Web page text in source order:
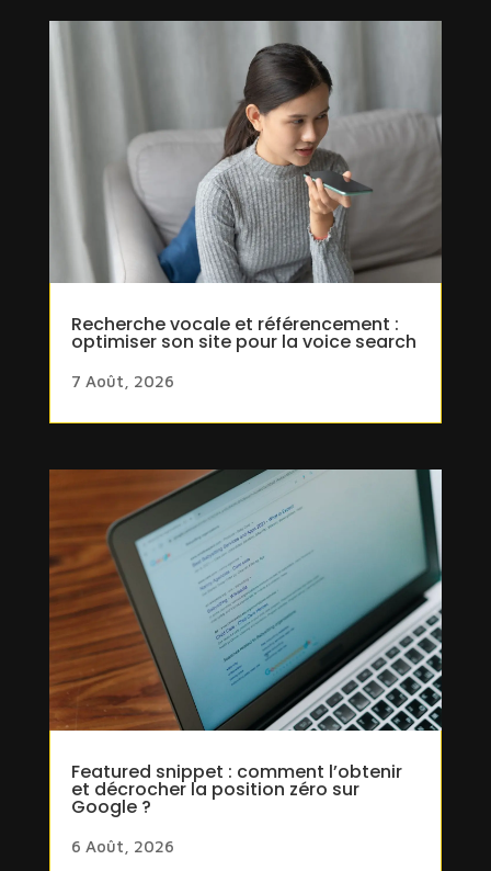
Recherche vocale et référencement :
optimiser son site pour la voice search
7 Août, 2026
Featured snippet : comment l’obtenir
et décrocher la position zéro sur
Google ?
6 Août, 2026